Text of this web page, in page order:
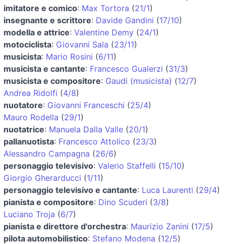
imitatore e comico: Max Tortora (21/1)
insegnante e scrittore: Davide Gandini (17/10)
modella e attrice: Valentine Demy (24/1)
motociclista: Giovanni Sala (23/11)
musicista: Mario Rosini (6/11)
musicista e cantante: Francesco Gualerzi (31/3)
musicista e compositore: Gaudi (musicista) (12/7)
Andrea Ridolfi (4/8)
nuotatore: Giovanni Franceschi (25/4)
Mauro Rodella (29/1)
nuotatrice: Manuela Dalla Valle (20/1)
pallanuotista: Francesco Attolico (23/3)
Alessandro Campagna (26/6)
personaggio televisivo: Valerio Staffelli (15/10)
Giorgio Gherarducci (1/11)
personaggio televisivo e cantante: Luca Laurenti (29/4)
pianista e compositore: Dino Scuderi (3/8)
Luciano Troja (6/7)
pianista e direttore d'orchestra: Maurizio Zanini (17/5)
pilota automobilistico: Stefano Modena (12/5)